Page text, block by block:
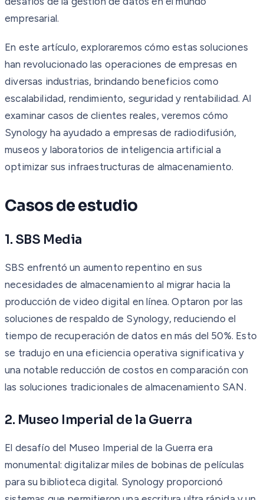
empresarial.
En este artículo, exploraremos cómo estas soluciones
han revolucionado las operaciones de empresas en
diversas industrias, brindando beneficios como
escalabilidad, rendimiento, seguridad y rentabilidad. Al
examinar casos de clientes reales, veremos cómo
Synology ha ayudado a empresas de radiodifusión,
museos y laboratorios de inteligencia artificial a
optimizar sus infraestructuras de almacenamiento.
Casos de estudio
1. SBS Media
SBS enfrentó un aumento repentino en sus
necesidades de almacenamiento al migrar hacia la
producción de video digital en línea. Optaron por las
soluciones de respaldo de Synology, reduciendo el
tiempo de recuperación de datos en más del 50%. Esto
se tradujo en una eficiencia operativa significativa y
una notable reducción de costos en comparación con
las soluciones tradicionales de almacenamiento SAN.
2. Museo Imperial de la Guerra
El desafío del Museo Imperial de la Guerra era
monumental: digitalizar miles de bobinas de películas
para su biblioteca digital. Synology proporcionó